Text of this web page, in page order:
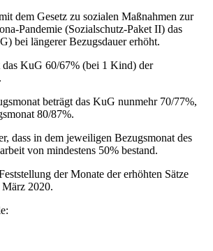
dem Gesetz zu sozialen Maßnahmen zur
Pandemie (Sozialschutz-Paket II) das
bei längerer Bezugsdauer erhöht.
das KuG 60/67% (bei 1 Kind) der
beträgt das KuG nunmehr 70/77%,
80/87%.
dass in dem jeweiligen Bezugsmonat des
von mindestens 50% bestand.
der Monate der erhöhten Sätze
März 2020.